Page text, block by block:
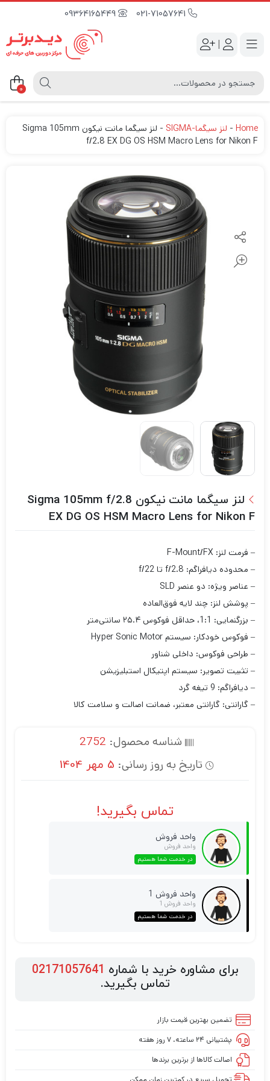
09364165449
|
0
Home
- لنز سیگما-SIGMA -
لنز سیگما مانت نیکون Sigma 105mm
f/2.8 EX DG OS HSM Macro Lens for Nikon F
لنز سیگما مانت نیکون Sigma 105mm f/2.8
EX DG OS HSM Macro Lens for Nikon F
– فرمت لنز: F-Mount/FX
– محدوده دیافراگم: f/2.8 تا f/22
– عناصر ویژه: دو عنصر SLD
– پوشش لنز: چند لایه فوق‌العاده
– بزرگنمایی: 1:1، حداقل فوکوس ۲۵.۴ سانتی‌متر
– فوکوس خودکار: سیستم Hyper Sonic Motor
– طراحی فوکوس: داخلی شناور
– تثبیت تصویر: سیستم اپتیکال استبلیزیشن
– دیافراگم: 9 تیغه گرد
– گارانتی: گارانتی معتبر، ضمانت اصالت و سلامت کالا
شناسه محصول: 2752
تاریخ به روز رسانی: 5 مهر 1404
تماس بگیرید!
واحد فروش
واحد فروش
در خدمت شما هستیم
واحد فروش 1
واحد فروش 1
در خدمت شما هستیم
برای مشاوره خرید با شماره 02171057641
تماس بگیرید.
تضمین بهترین قیمت بازار
پشتیبانی ۲۴ ساعته، ۷ روز هفته
اصالت کالاها از برترین برندها